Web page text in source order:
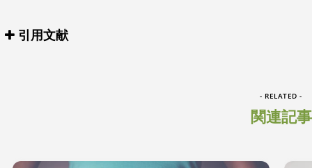
引用文献
- RELATED -
関連記事